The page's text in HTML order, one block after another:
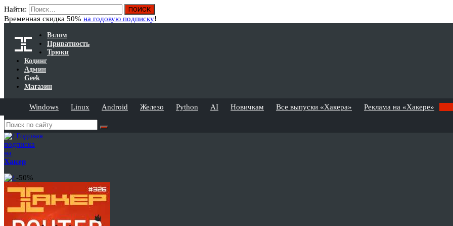
Найти:
Временная скидка 50% на годовую подписку!
Взлом
Приватность
Трюки
Кодинг
Админ
Geek
Магазин
Windows Linux Android Железо Python AI Новичкам Все выпуски «Хакера» Реклама на «Хакере»
Годовая
подписка
на
Хакер
-50%